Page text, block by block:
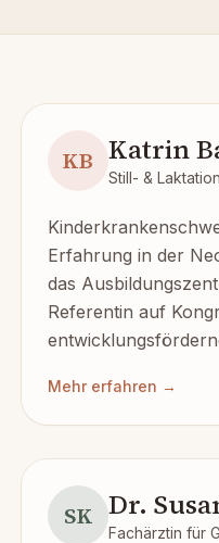
KB Katrin
Still- &
Erfahrung in der
das
Referentin auf
Mehr erfahren →
SK Dr.
Fachärztin für